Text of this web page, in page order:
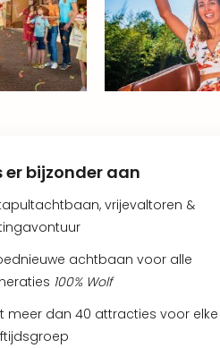
er bijzonder aan
vrijevaltoren &
achtbaan voor alle
100% Wolf
meer dan 40 attracties voor elke